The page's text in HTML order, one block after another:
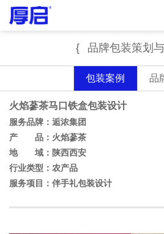
{ 品牌包装策划
包装案例 品
火焰蔘茶马口铁盒包装设计
服务品牌： 逅浓集团
产 品： 火焰蔘茶
地 域：陕西西安
行业类型：农产品
服务项目：伴手礼包装设计